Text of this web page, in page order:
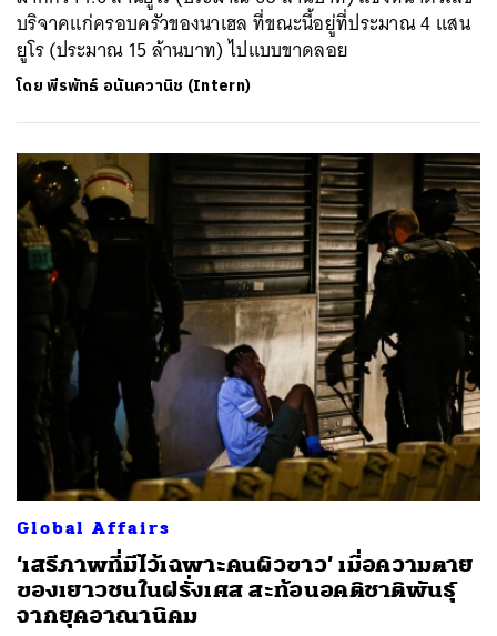
บริจาคแก่ครอบครัวของนาเฮล ที่ขณะนี้อยู่ที่ประมาณ 4 แสน
ยูโร (ประมาณ 15 ล้านบาท) ไปแบบขาดลอย
โดยพีรพัทธ์ อนันควานิช (Intern)
Global Affairs
‘เสรีภาพที่มีไว้เฉพาะคนผิวขาว’ เมื่อความตาย
ของเยาวชนในฝรั่งเศส สะท้อนอคติชาติพันธุ์
จากยุคอาณานิคม